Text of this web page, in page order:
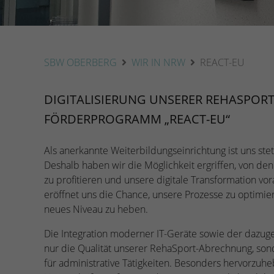
SBW OBERBERG WIR IN NRW REACT-EU
DIGITALISIERUNG UNSERER
FÖRDERPROGRAMM „REACT-EU“
Als anerkannte Weiterbildungseinrichtung ist uns
Deshalb haben wir die Möglichkeit ergriffen, von
zu profitieren und unsere digitale Transformation
eröffnet uns die Chance, unsere Prozesse zu
neues Niveau zu heben.
Die Integration moderner IT-Geräte sowie der
nur die Qualität unserer RehaSport-Abrechnung,
für administrative Tätigkeiten. Besonders